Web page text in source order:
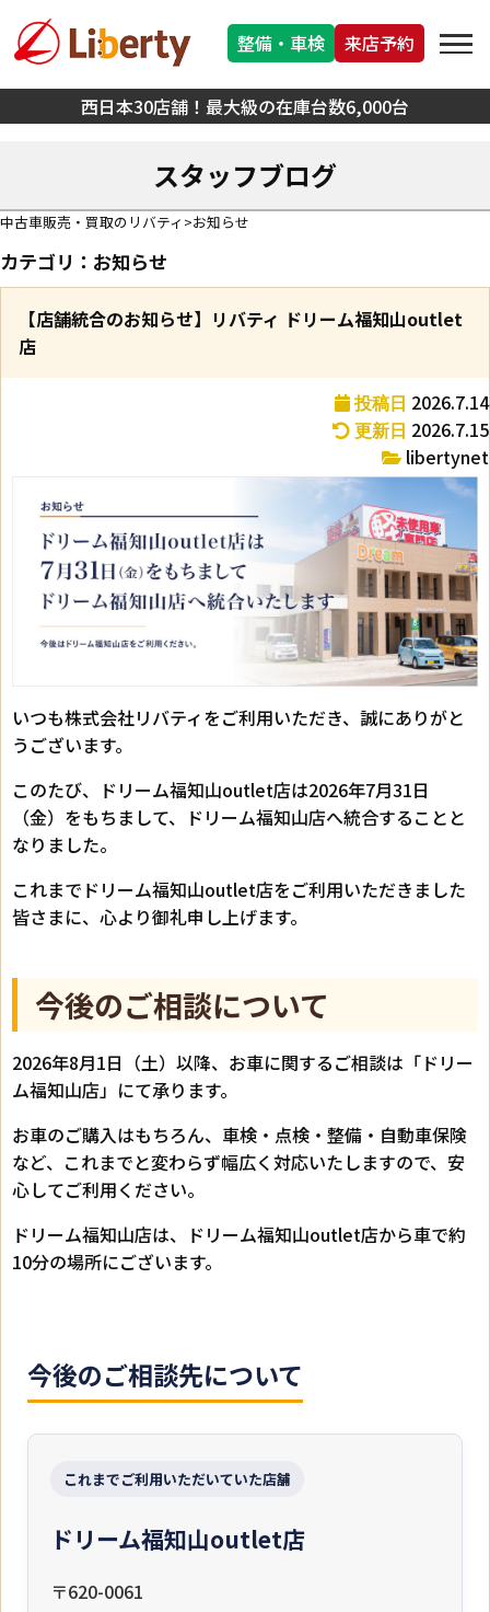
西日本30店舗！最大級の在庫台数6,000台
整備・車検 来店予約
スタッフブログ
中古車販売・買取のリバティ お知らせ
カテゴリ：お知らせ
【店舗統合のお知らせ】リバティ ドリーム福知山outlet
店
投稿日 2026.7.14
更新日 2026.7.15
libertynet
いつも株式会社リバティをご利用いただき、誠にありがと
うございます。
このたび、ドリーム福知山outlet店は2026年7月31日
（金）をもちまして、ドリーム福知山店へ統合することと
なりました。
これまでドリーム福知山outlet店をご利用いただきました
皆さまに、心より御礼申し上げます。
今後のご相談について
2026年8月1日（土）以降、お車に関するご相談は「ドリー
ム福知山店」にて承ります。
お車のご購入はもちろん、車検・点検・整備・自動車保険
など、これまでと変わらず幅広く対応いたしますので、安
心してご利用ください。
ドリーム福知山店は、ドリーム福知山outlet店から車で約
10分の場所にございます。
今後のご相談先について
これまでご利用いただいていた店舗
ドリーム福知山outlet店
〒620-0061